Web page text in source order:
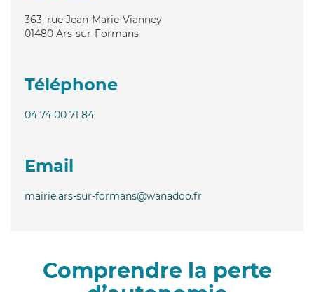
363, rue Jean-Marie-Vianney
01480 Ars-sur-Formans
Téléphone
04 74 00 71 84
Email
mairie.ars-sur-formans@wanadoo.fr
Comprendre la perte